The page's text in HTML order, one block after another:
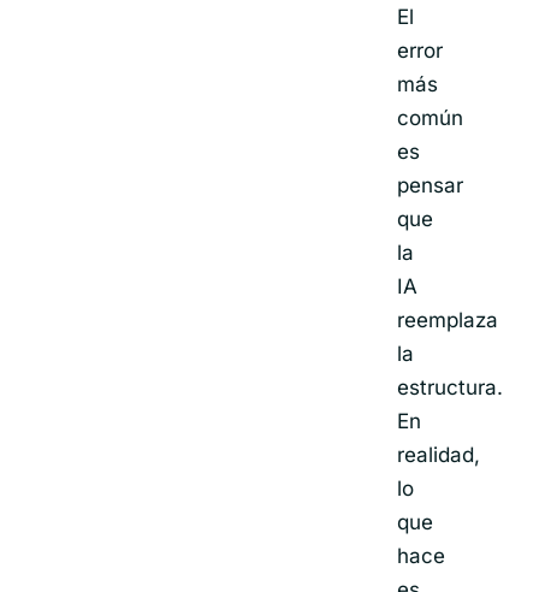
El
error
más
común
es
pensar
que
la
IA
reemplaza
la
estructura.
En
realidad,
lo
que
hace